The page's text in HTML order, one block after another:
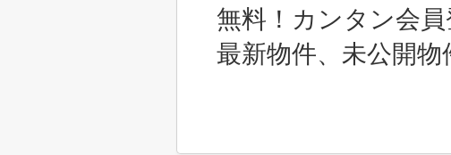
無料！カンタン会員
最新物件、未公開物